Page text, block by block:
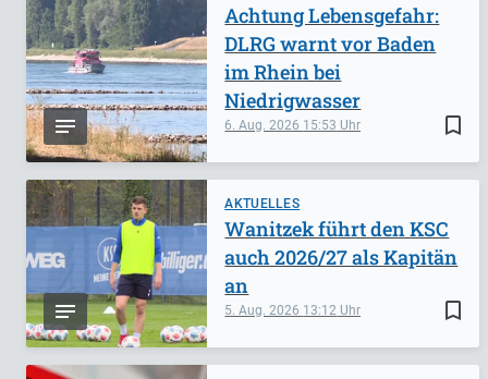
bookmark_border
6. Aug. 2026 15:53
Achtung Lebensgefahr:
DLRG warnt vor Baden
im Rhein bei
Niedrigwasser
AKTUELLES
bookmark_border
5. Aug. 2026 13:12
Wanitzek führt den KSC
auch 2026/27 als Kapitän
an